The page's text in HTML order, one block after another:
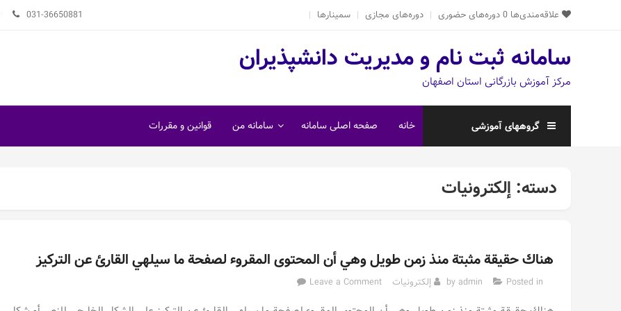
031-36650881 علاقه‌مندی‌ها 0دوره‌های حضوری دوره‌های مجازی سمینارها
سامانه ثبت نام و مدیریت دانشپذیران
مرکز آموزش بازرگانی استان اصفهان
گروههای آموزشی خانه صفحه اصلی سامانه سامانه من قوانین و مقررات
دسته: إلكترونيات
هناك حقيقة مثبتة منذ زمن طويل وهي أن المحتوى المقروء لصفحة ما سيلهي القارئ عن التركيز
by admin Posted in إلكترونيات Leave a Comment
on